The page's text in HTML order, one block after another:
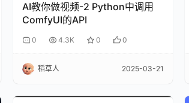
AI教你做视频-2 Python中调用
ComfyUI的API
0 4.3K 0 0
稻草人 2025-03-21